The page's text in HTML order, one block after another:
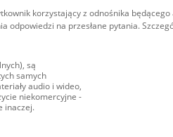
korzystający z odnośnika
na przesłane pytania.
są
samych
audio i wideo,
niekomercyjne -
inaczej.